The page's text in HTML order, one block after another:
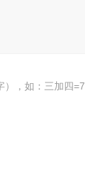
），如：三加四=7